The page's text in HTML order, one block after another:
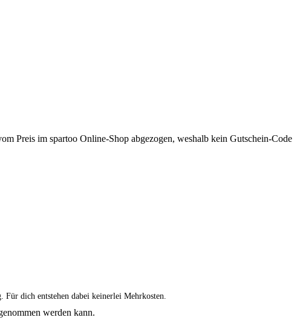
Preis im spartoo Online-Shop abgezogen, weshalb kein Gutschein-Code
dich entstehen dabei keinerlei Mehrkosten.
werden kann.